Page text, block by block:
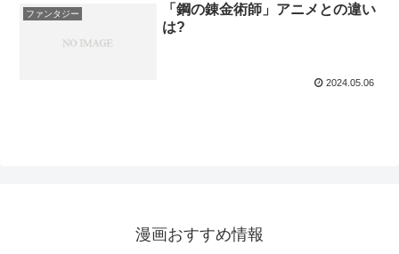
ファンタジー
「鋼の錬金術師」アニメとの違い
は?
2024.05.06
漫画おすすめ情報